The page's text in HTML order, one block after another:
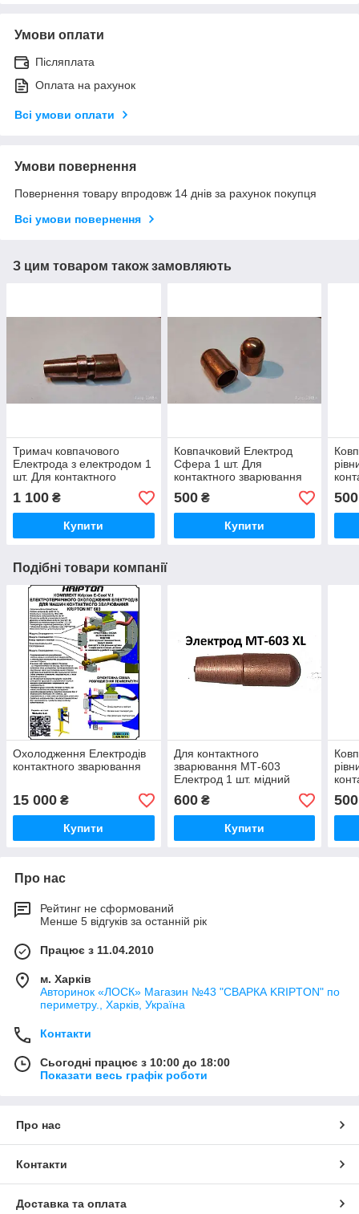
Умови оплати
Післяплата
Оплата на рахунок
Всі умови оплати
Умови повернення
Повернення товару впродовж 14 днів за рахунок покупця
Всі умови повернення
З цим товаром також замовляють
Тримач ковпачового
Електрода з електродом 1
шт. Для контактного
зварювання МТ-603
1 100 ₴
Купити
Ковпачковий Електрод
Сфера 1 шт. Для
контактного зварювання
МТ-603
500₴
Купити
МТ-
500
Подібні товари компанії
Охолодження Електродів
контактного зварювання
15 000 ₴
Купити
Для контактного
зварювання МТ-603
Електрод 1 шт. мідний
600₴
Купити
500
Про нас
Рейтинг не сформований
Менше 5 відгуків за останній рік
Працює з 11.04.2010
м. Харків
Авторинок «ЛОСК» Магазин №43 "СВАРКА KRIPTON" по
периметру., Харків, Україна
Контакти
Сьогодні працює з 10:00 до 18:00
Показати весь графік роботи
Про нас
Контакти
Доставка та оплата